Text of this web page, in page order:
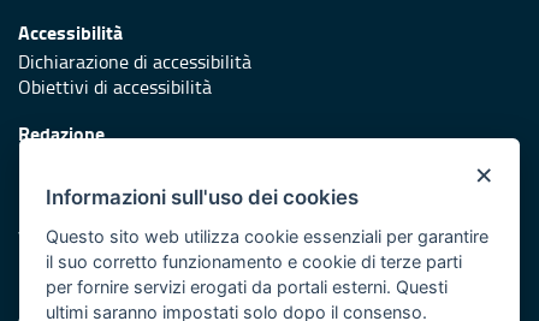
Accessibilità
Dichiarazione di accessibilità
Obiettivi di accessibilità
Redazione
Protezione civile
Vai al sito di Protezione Civile Puglia
Iniziativa finanziata con risorse del POR Puglia 2014/2020 -
Asse XI
×
Informazioni sull'uso dei cookies
Questo sito web utilizza cookie essenziali per garantire
il suo corretto funzionamento e cookie di terze parti
per fornire servizi erogati da portali esterni. Questi
ultimi saranno impostati solo dopo il consenso.